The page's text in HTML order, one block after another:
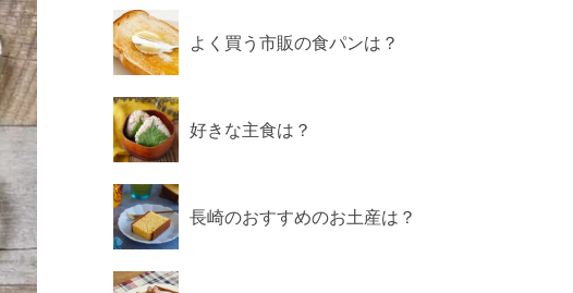
よく買う市販の食パンは？
好きな主食は？
長崎のおすすめのお土産は？